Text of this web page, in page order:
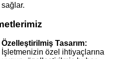
sağlar.
Özelleştirilmiş Tasarım:
İşletmenizin özel ihtiyaçlarına